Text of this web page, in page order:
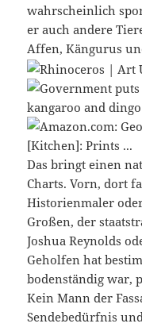
wahrscheinlich
er auch andere
Affen, Kängurus
Das bringt einen
Charts. Vorn, dort
Historienmaler
Großen, der
Joshua Reynolds
Geholfen hat
bodenständig war,
Kein Mann der
Sendebedürfnis